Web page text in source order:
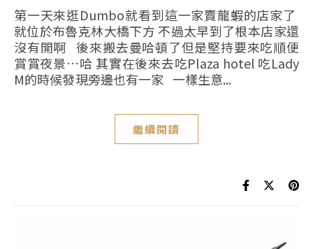
第一天來逛Dumbo就看到這一家賣龍蝦的店家了
就位於布魯克林大橋下方 不過太早到了根本店家還
沒有開啊 後來搬去曼哈頓了但是堅持要來吃順便
賞賞夜景…哈 其實在後來去吃Plaza hotel 吃Lady
M的時候發現旁邊也有一家 一樣生意...
繼續閱讀